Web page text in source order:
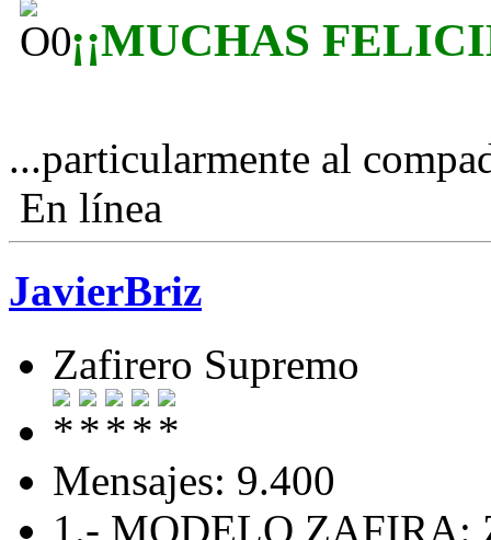
¡¡MUCHAS
...particularmente al
En línea
JavierBriz
Zafirero Supremo
Mensajes: 9.400
1.- MODELO ZAFIRA: